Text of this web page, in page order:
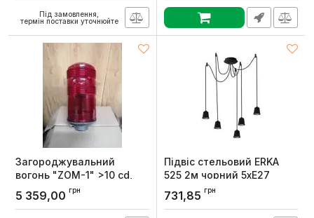
Під замовлення,
термін поставки уточнюйте
Загороджувальний
вогонь "ZOM-1" >10 cd,
ICAO type A
Артикул:
5 359,00 грн
Підвіс стельовий ERKA
525 2м чорний 5xЕ27
Артикул:525010
731,85 грн